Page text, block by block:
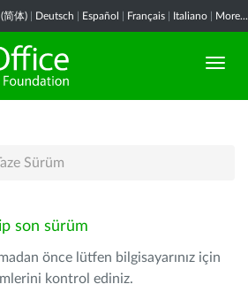
简体) Deutsch Español Français Italiano More...
Sürüm
son sürüm
önce lütfen bilgisayarınız için
kontrol ediniz.